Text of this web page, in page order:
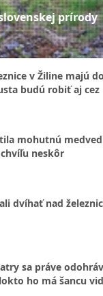
prírody
v Žiline majú
budú robiť aj cez
mohutnú
neskôr
dvíhať nad
sa práve
ho má šancu